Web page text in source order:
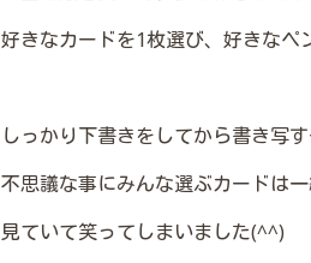
好きなカードを1枚選び、好きな
しっかり下書きをしてから書き写
不思議な事にみんな選ぶカードは一
見ていて笑ってしまいました(^^)